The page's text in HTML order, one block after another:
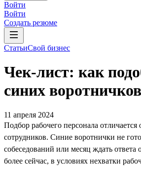
Войти
Войти
Создать резюме
СтатьиСвой бизнес
Чек-лист: как
синих воротничков
11 апреля 2024
Подбор рабочего персонала
сотрудников. Синие воротнички не
собеседований или месяц ждать ответа
более сейчас, в условиях нехватки